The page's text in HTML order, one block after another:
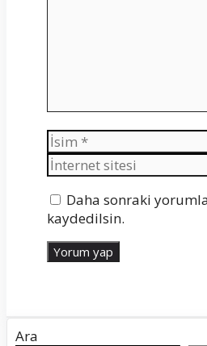
İsim
Daha sonraki
kaydedilsin.
Ara